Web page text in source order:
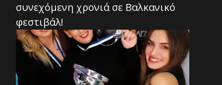
συνεχόμενη χρονιά σε Βαλκανικό
φεστιβάλ!